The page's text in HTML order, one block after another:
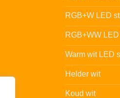
RGB+W LED
RGB+WW
Warm wit LED
Helder wit
Koud wit